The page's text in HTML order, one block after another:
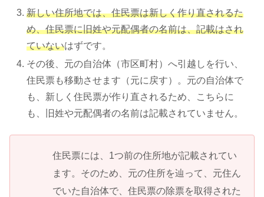
新しい住所地では、住民票は新しく作り直されるた
め、住民票に旧姓や元配偶者の名前は、記載はされ
ていないはずです。
その後、元の自治体（市区町村）へ引越しを行い、
住民票も移動させます（元に戻す）。元の自治体で
も、新しく住民票が作り直されるため、こちらに
も、旧姓や元配偶者の名前は記載されていません。
住民票には、1つ前の住所地が記載されてい
ます。そのため、元の住所を辿って、元住ん
でいた自治体で、住民票の除票を取得された